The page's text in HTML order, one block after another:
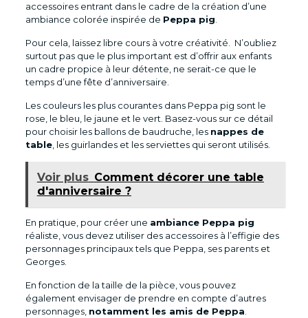
accessoires entrant dans le cadre de la création d’une
ambiance colorée inspirée de Peppa pig
Pour cela, laissez libre cours à votre créativité. N’oubliez
surtout pas que le plus important est d’offrir aux enfants
un cadre propice à leur détente, ne serait-ce que le
temps d’une fête d’anniversaire.
Les couleurs les plus courantes dans Peppa pig sont le
rose, le bleu, le jaune et le vert. Basez-vous sur ce détail
pour choisir les ballons de baudruche, les nappes de
table, les guirlandes et les serviettes qui seront utilisés.
Voir plus Comment décorer une table
d'anniversaire ?
En pratique, pour créer une ambiance Peppa pig
réaliste, vous devez utiliser des accessoires à l’effigie des
personnages principaux tels que Peppa, ses parents et
Georges.
En fonction de la taille de la pièce, vous pouvez
également envisager de prendre en compte d’autres
personnages, notamment les amis de Peppa